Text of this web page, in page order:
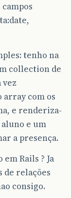
tenho na
collection de
vez
array com os
e renderiza-
e um
a presença.
Rails ? Ja
de relações
consigo.